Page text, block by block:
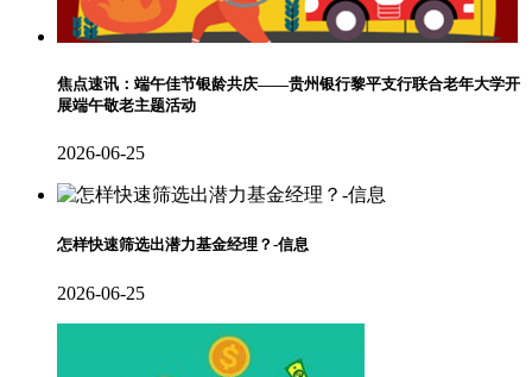
焦点速讯：端午佳节银龄共庆——贵州银行黎平支行联合老年大学开
展端午敬老主题活动
2026-06-25
怎样快速筛选出潜力基金经理？-信息
2026-06-25